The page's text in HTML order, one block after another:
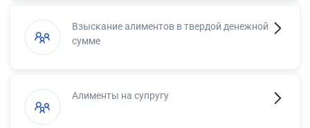
Взыскание алиментов в твердой денежной
сумме
Алименты на супругу